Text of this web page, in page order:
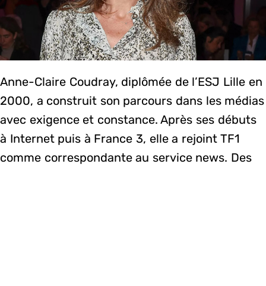
Anne-Claire Coudray, diplômée de l’ESJ Lille en
2000, a construit son parcours dans les médias
avec exigence et constance. Après ses débuts
à Internet puis à France 3, elle a rejoint TF1
comme correspondante au service news. Des